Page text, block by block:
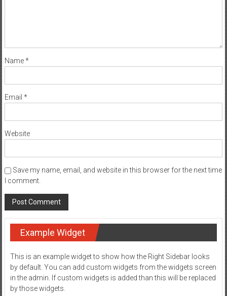
Name*
Email *
Website
Save my name, email, and website in this browser for the next time
I comment.
Example Widget
This is an example widget to show how the Right Sidebar looks
by default. You can add custom widgets from the widgets screen
in the admin. If custom widgets is added than this will be replaced
by those widgets.